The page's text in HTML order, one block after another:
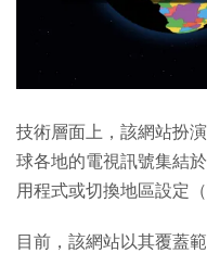
技術層面上，該網站扮
球各地的電視訊號集結
用程式或切換地區設定
目前，該網站以其覆蓋